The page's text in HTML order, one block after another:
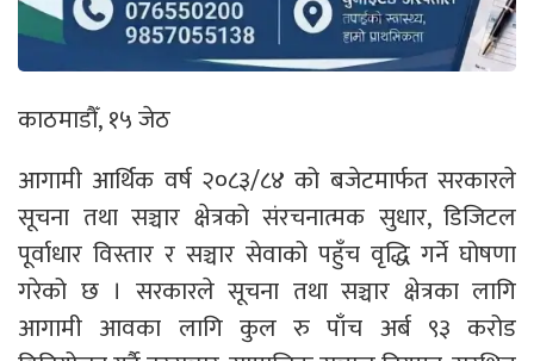
काठमाडौँ, १५ जेठ
आगामी आर्थिक वर्ष २०८३/८४ को बजेटमार्फत सरकारले
सूचना तथा सञ्चार क्षेत्रको संरचनात्मक सुधार, डिजिटल
पूर्वाधार विस्तार र सञ्चार सेवाको पहुँच वृद्धि गर्ने घोषणा
गरेको छ । सरकारले सूचना तथा सञ्चार क्षेत्रका लागि
आगामी आवका लागि कुल रु पाँच अर्ब ९३ करोड